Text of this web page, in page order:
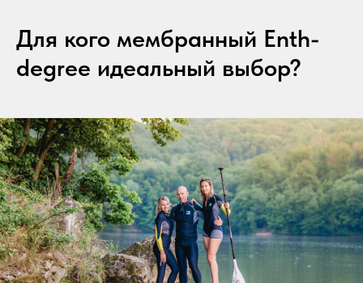
Для кого мембранный Enth-
degree идеальный выбор?